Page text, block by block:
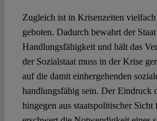
Zugleich ist in Krisenzeiten
geboten. Dadurch bewahrt der
Handlungsfähigkeit und hält das
der Sozialstaat muss in der Krise
auf die damit einhergehenden
handlungsfähig sein. Der Eindruck
hingegen aus staatspolitischer